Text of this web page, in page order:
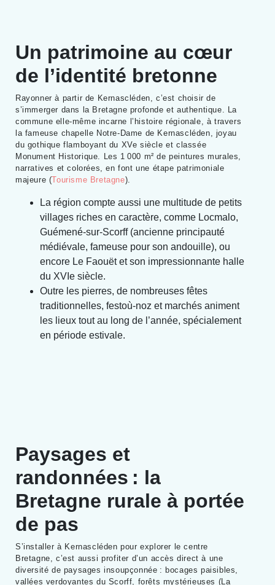
Un patrimoine au cœur
de l’identité bretonne
Rayonner à partir de Kernascléden, c’est choisir de
s’immerger dans la Bretagne profonde et authentique. La
commune elle-même incarne l’histoire régionale, à travers
la fameuse chapelle Notre-Dame de Kernascléden, joyau
du gothique flamboyant du XVe siècle et classée
Monument Historique. Les 1 000 m² de peintures murales,
narratives et colorées, en font une étape patrimoniale
majeure (Tourisme Bretagne).
La région compte aussi une multitude de petits
villages riches en caractère, comme Locmalo,
Guémené-sur-Scorff (ancienne principauté
médiévale, fameuse pour son andouille), ou
encore Le Faouët et son impressionnante halle
du XVIe siècle.
Outre les pierres, de nombreuses fêtes
traditionnelles, festoù-noz et marchés animent
les lieux tout au long de l’année, spécialement
en période estivale.
Paysages et
randonnées : la
Bretagne rurale à portée
de pas
S’installer à Kernascléden pour explorer le centre
Bretagne, c’est aussi profiter d’un accès direct à une
diversité de paysages insoupçonnée : bocages paisibles,
vallées verdoyantes du Scorff, forêts mystérieuses (La